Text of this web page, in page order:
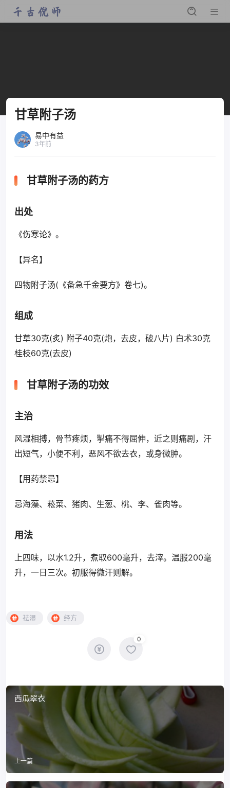
甘草附子汤
易中有益
3年前
甘草附子汤的药方
出处
《伤寒论》。
【异名】
四物附子汤(《备急千金要方》卷七)。
组成
甘草30克(炙) 附子40克(炮，去皮，破八片) 白术30克
桂枝60克(去皮)
甘草附子汤的功效
主治
风湿相搏，骨节疼烦，掣痛不得屈伸，近之则痛剧，汗
出短气，小便不利，恶风不欲去衣，或身微肿。
【用药禁忌】
忌海藻、菘菜、猪肉、生葱、桃、李、雀肉等。
用法
上四味，以水1.2升，煮取600毫升，去滓。温服200毫
升，一日三次。初服得微汗则解。
祛湿 经方
0
西瓜翠衣
上一篇